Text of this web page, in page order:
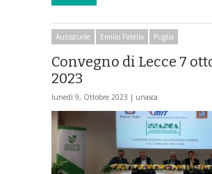
Autoscuole Emilio Patella Puglia
Convegno di Lecce 7
2023
lunedì 9, Ottobre 2023 | unasca